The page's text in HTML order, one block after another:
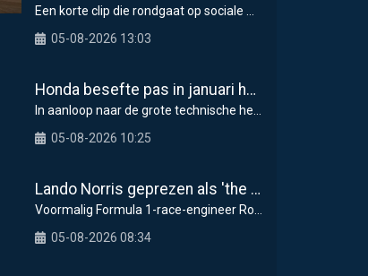
05-08-2026 13:03
Honda besefte pas in januari hoe groot de F1-problemen waren
05-08-2026 10:25
Lando Norris geprezen als 'the real deal' om mentale weerbaarheid
05-08-2026 08:34